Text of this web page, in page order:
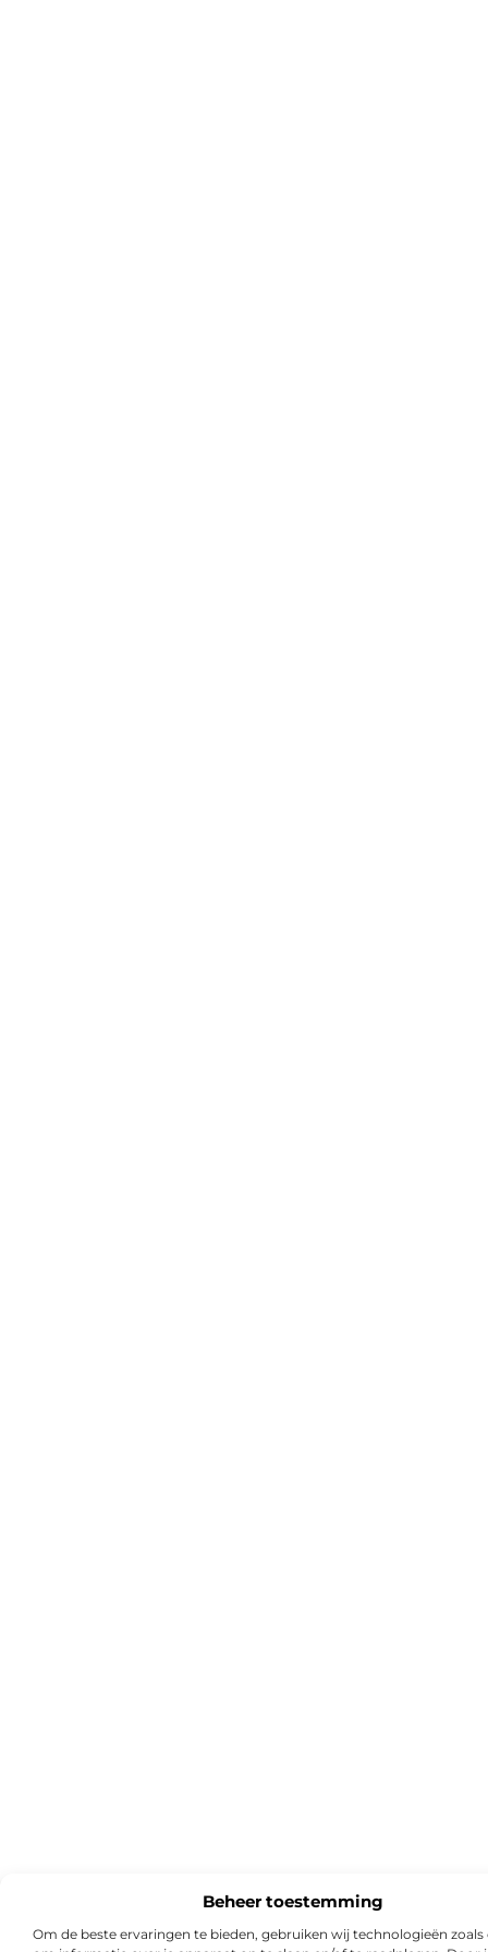
Beheer toestemming
Om de beste ervaringen te bieden, gebruiken wij technologieën zoals